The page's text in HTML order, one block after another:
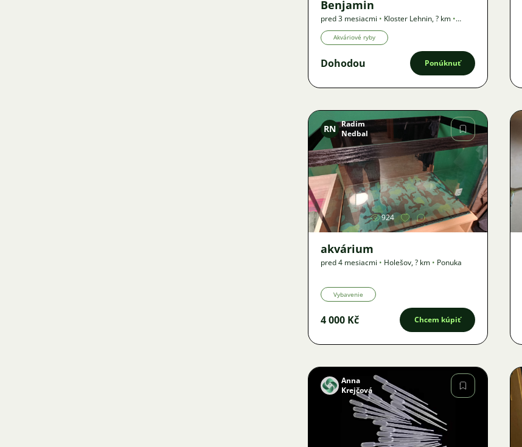
Benjamin
pred 3 mesiacmi • Kloster Lehnin,? km •
Dopyt
Akváriové ryby
Dohodou Ponúknuť
Obrázok
RN Radim
Nedbal
924
akvárium
pred 4 mesiacmi • Holešov,? km • Ponuka
Vybavenie
4 000 Kč Chcem kúpiť
Obrázok
Anna
Krejčová